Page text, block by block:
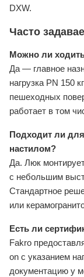
DXW.
Часто
Можно ли
Да — главное
нагрузка PN 150
пешеходных
работает в том
Подходит ли
настилом?
Да. Люк
с небольшим
Стандартное
или
Есть ли
Fakro
on с указанием
документацию у